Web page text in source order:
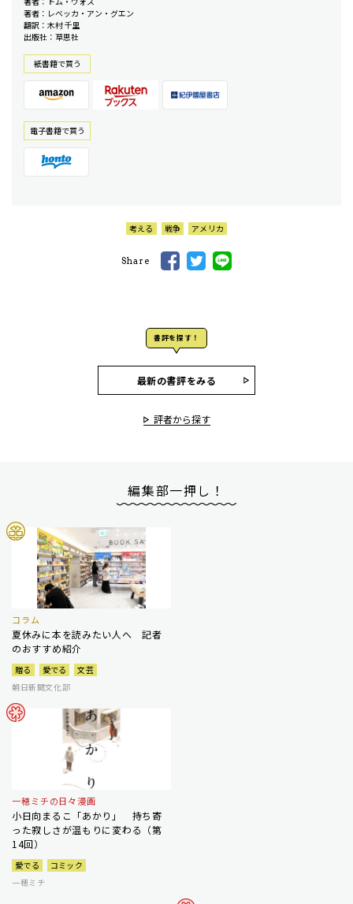
著者：レベッカ・アン・グエン
翻訳：木村 千里
出版社：草思社
紙書籍で買う
電⼦書籍で買う
考える 戦争 アメリカ
Share
書評を探す！
最新の書評をみる
評者から探す
編集部一押し！
コラム
夏休みに本を読みたい人へ 記者
のおすすめ紹介
贈る 愛でる
文芸
朝日新聞文化部
一穂ミチの日々漫画
小日向まるこ「あかり」 持ち寄
った寂しさが温もりに変わる（第
14回）
愛でる
コミック
一穂ミチ